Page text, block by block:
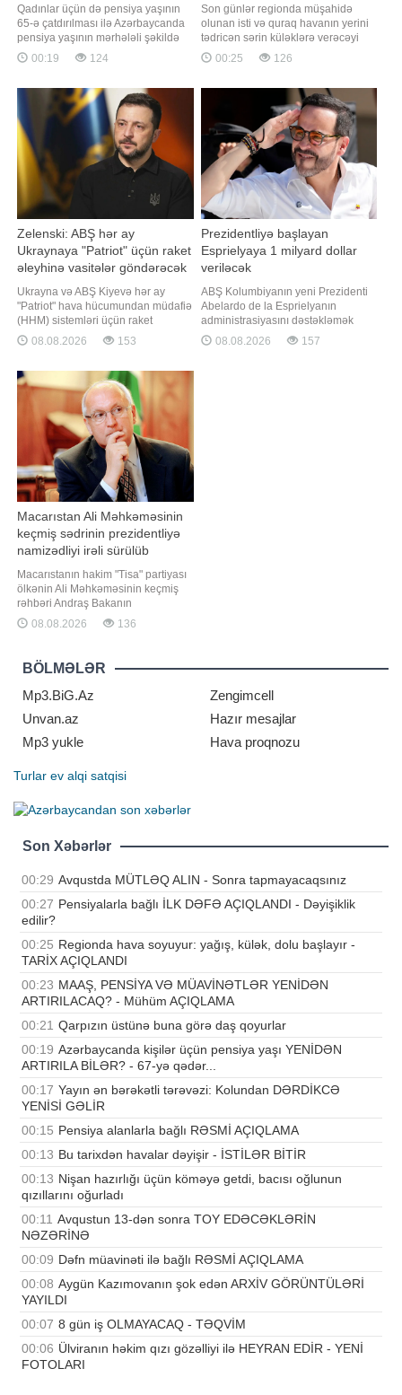
Qadınlar üçün də pensiya yaşının
65-ə çatdırılması ilə Azərbaycanda
pensiya yaşının mərhələli şəkildə
artırılması prosesi başa çatıb.
Bununla belə, demoqrafik və
gələcəkdə, xüsusilə də kişilər üçün
pensiya yaşının yenidən artırılıb-
artırılmayacağı müzakirə mövzusu
olara
00:19 124
Son günlər regionda müşahidə
olunan isti və quraq havanın yerini
tədricən sərin küləklərə verəcəyi
gözlənilir. xəbər verir ki, hava tətbiqi
proqramlarında Bakıda növbəti
düşəcəyi qeyd edilir. Xüsusilə gələn
həftənin sonu iki gün yağış
yağacağı proqnozlaşdırılır. Bunda
00:25 126
Zelenski: ABŞ hər ay
Ukraynaya "Patriot" üçün raket
əleyhinə vasitələr göndərəcək
Ukrayna və ABŞ Kiyevə hər ay
"Patriot" hava hücumundan müdafiə
(HHM) sistemləri üçün raket
əleyhinə vasitələrin tədarük
edilməsi barədə razılığa gəliblər.
xəbər verir ki, bu barədə Ukrayna
Prezidenti Volodimir Zelenski
serbiyalı həmkar
08.08.2026 153
Prezidentliyə başlayan
Esprielyaya 1 milyard dollar
veriləcək
ABŞ Kolumbiyanın yeni Prezidenti
Abelardo de la Esprielyanın
administrasiyasını dəstəkləmək
məqsədilə 1 milyard dollar vəsait
ayıracaq. xəbər verir ki, bu barədə
08.08.2026 157
Macarıstan Ali Məhkəməsinin
keçmiş sədrinin prezidentliyə
namizədliyi irəli sürülüb
Macarıstanın hakim "Tisa" partiyası
ölkənin Ali Məhkəməsinin keçmiş
rəhbəri Andraş Bakanın
prezidentliyə namizədliyini irəli
sürüb. "Report" "Reuters"ə istinadən
parlament fraksiyası bildirib.
Bakanın avqustun 11-i bu vəzifəyə
seçiləcəy
08.08.2026 136
BÖLMƏLƏR
Mp3.BiG.Az
Zengimcell
Unvan.az
Hazır mesajlar
Mp3 yukle
Hava proqnozu
Turlar ev alqi satqisi
Son Xəbərlər
00:29 Avqustda MÜTLƏQ ALIN - Sonra tapmayacaqsınız
00:27 Pensiyalarla bağlı İLK DƏFƏ AÇIQLANDI - Dəyişiklik
edilir?
00:25 Regionda hava soyuyur: yağış, külək, dolu başlayır -
TARİX AÇIQLANDI
00:23 MAAŞ, PENSİYA VƏ MÜAVİNƏTLƏR YENİDƏN
ARTIRILACAQ? - Mühüm AÇIQLAMA
00:21 Qarpızın üstünə buna görə daş qoyurlar
00:19 Azərbaycanda kişilər üçün pensiya yaşı YENİDƏN
ARTIRILA BİLƏR? - 67-yə qədər...
00:17 Yayın ən bərəkətli tərəvəzi: Kolundan DƏRDİKCƏ
YENİSİ GƏLİR
00:15 Pensiya alanlarla bağlı RƏSMİ AÇIQLAMA
00:13 Bu tarixdən havalar dəyişir - İSTİLƏR BİTİR
00:13 Nişan hazırlığı üçün köməyə getdi, bacısı oğlunun
qızıllarını oğurladı
00:11 Avqustun 13-dən sonra TOY EDƏCƏKLƏRİN
NƏZƏRİNƏ
00:09 Dəfn müavinəti ilə bağlı RƏSMİ AÇIQLAMA
00:08 Aygün Kazımovanın şok edən ARXİV GÖRÜNTÜLƏRİ
YAYILDI
00:07 8 gün iş OLMAYACAQ - TƏQVİM
00:06 Ülviranın həkim qızı gözəlliyi ilə HEYRAN EDİR - YENİ
FOTOLARI